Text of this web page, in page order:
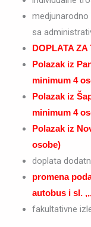
medjunarodno
sa
DOPLATA
Polazak iz
minimum 4
Polazak iz
minimum 4
Polazak iz
osobe)
doplata
promena
autobus i sl.
fakultativne